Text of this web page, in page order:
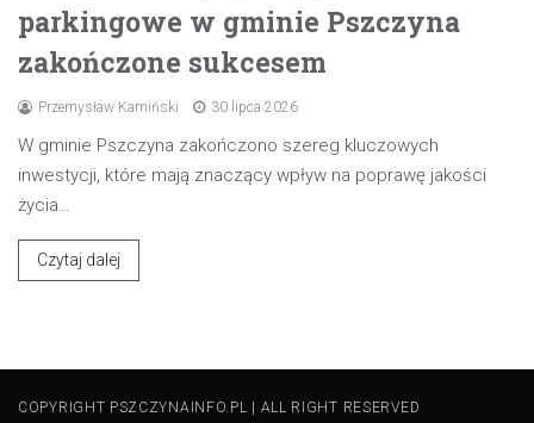
parkingowe w gminie Pszczyna
zakończone sukcesem
Przemysław Kamiński 30 lipca 2026
W gminie Pszczyna zakończono szereg kluczowych
inwestycji, które mają znaczący wpływ na poprawę jakości
życia…
Czytaj dalej
COPYRIGHT PSZCZYNAINFO.PL | ALL RIGHT RESERVED